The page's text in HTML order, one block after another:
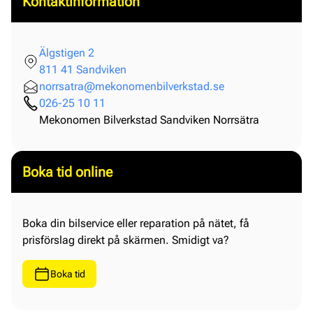
Älgstigen 2
811 41 Sandviken
norrsatra@mekonomenbilverkstad.se
026-25 10 11
Mekonomen Bilverkstad Sandviken Norrsätra
Boka tid online
Boka din bilservice eller reparation på nätet, få
prisförslag direkt på skärmen. Smidigt va?
Boka tid